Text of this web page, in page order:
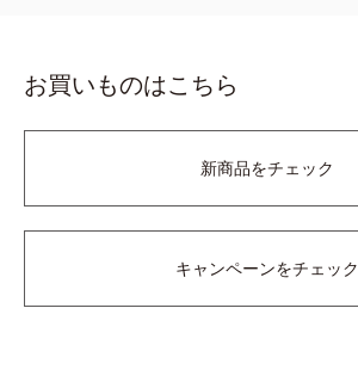
お買いものはこちら
新商品をチェック
キャンペーンをチェック